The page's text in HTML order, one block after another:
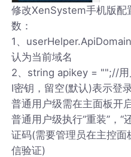
修改XenSystem手机版
数：
1、
认为当前域名
2、string apikey = "";//用
I密钥，留空(默认)表示登
普通用户级需在主面板开
普通用户级执行“重装”，“
证码(需要管理员在主控
信验证)